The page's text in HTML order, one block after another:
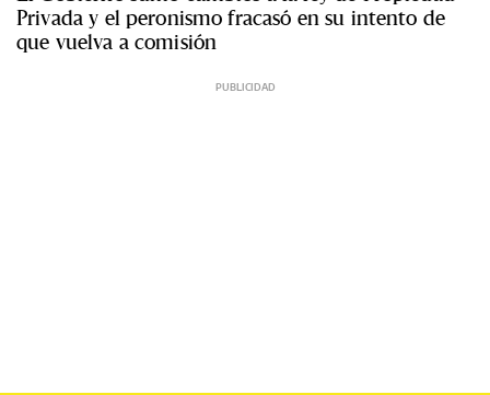
Privada y el peronismo fracasó en su intento de
que vuelva a comisión